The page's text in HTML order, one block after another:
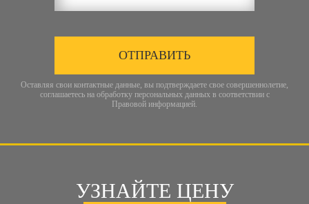
ОТПРАВИТЬ
Оставляя свои контактные данные, вы подтверждаете свое совершеннолетие,
соглашаетесь на обработку персональных данных в соответствии с
Правовой информацией.
УЗНАЙТЕ ЦЕНУ